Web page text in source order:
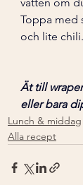
Toppa med
och lite chili.
Ät till
eller bara
Lunch & middag
Alla recept